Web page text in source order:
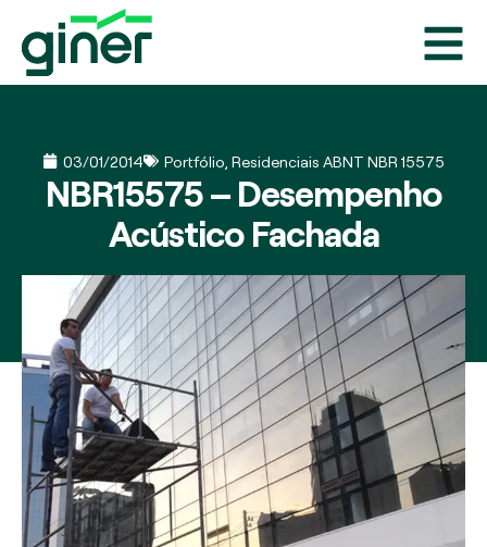
03/01/2014 Portfólio Residenciais ABNT NBR 15575
NBR15575 – Desempenho
Acústico Fachada